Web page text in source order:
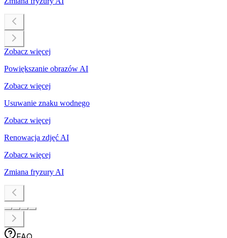
Zobacz więcej
Powiększanie obrazów AI
Zobacz więcej
Usuwanie znaku wodnego
Zobacz więcej
Renowacja zdjęć AI
Zobacz więcej
Zmiana fryzury AI